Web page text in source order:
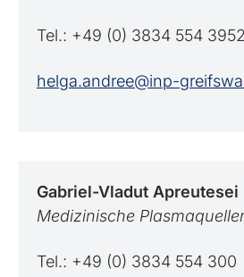
Tel.: +49 (0) 3834 554 3952
helga.andree@inp-
Gabriel-Vladut Apreutesei
Medizinische
Tel.: +49 (0) 3834 554 300